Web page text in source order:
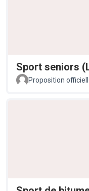
Sport seniors
Proposition